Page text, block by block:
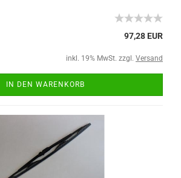
97,28 EUR
inkl. 19% MwSt. zzgl. Versand
IN DEN WARENKORB